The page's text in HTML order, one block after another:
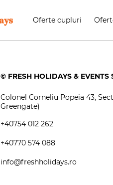
Oferte cupluri
© FRESH HOLIDAYS & EVENTS
Colonel Corneliu Popeia 43,
Greengate)
+40754 012 262
+40770 574 088
info@freshholidays.ro